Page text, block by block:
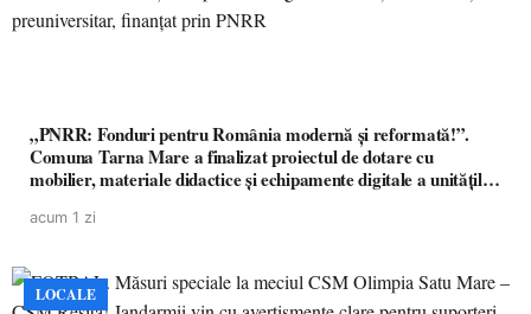
„PNRR: Fonduri pentru România modernă și reformată!”.
Comuna Tarna Mare a finalizat proiectul de dotare cu
mobilier, materiale didactice și echipamente digitale a unităților
acum 1 zi
LOCALE